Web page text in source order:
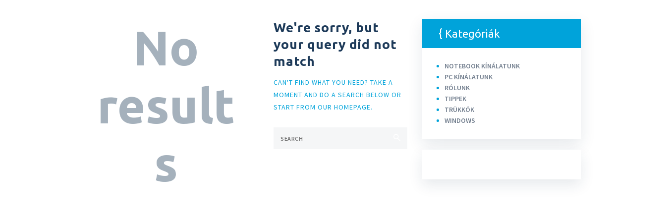
No
result
s
We're sorry, but
your query did not
match
CAN'T FIND WHAT YOU NEED? TAKE A
MOMENT AND DO A SEARCH BELOW OR
START FROM OUR HOMEPAGE.
Kategóriák
NOTEBOOK KÍNÁLATUNK
PC KÍNÁLATUNK
RÓLUNK
TIPPEK
TRÜKKÖK
WINDOWS